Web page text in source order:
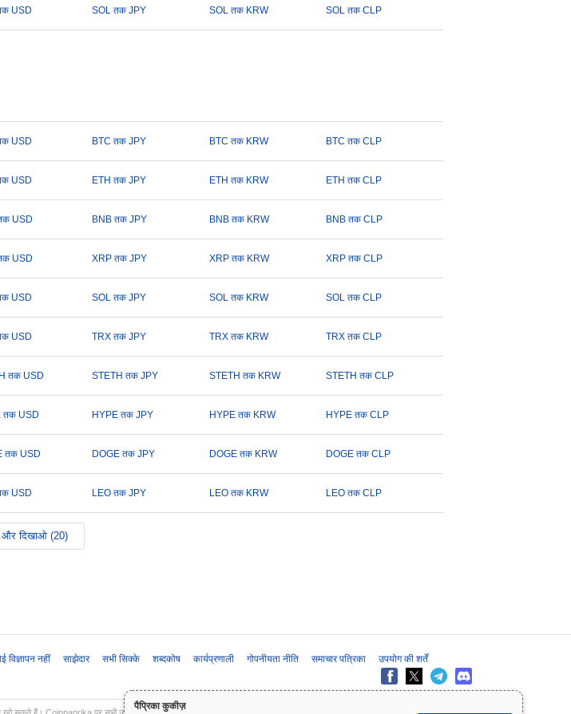
पैप्रिका कुकीज़
USD SOL तक JPY SOL तक KRW SOL तक CLP
USD BTC तक JPY BTC तक KRW BTC तक CLP
USD ETH तक JPY ETH तक KRW ETH तक CLP
USD BNB तक JPY BNB तक KRW BNB तक CLP
USD XRP तक JPY XRP तक KRW XRP तक CLP
USD SOL तक JPY SOL तक KRW SOL तक CLP
USD TRX तक JPY TRX तक KRW TRX तक CLP
तक USD STETH तक JPY STETH तक KRW STETH तक CLP
तक USD HYPE तक JPY HYPE तक KRW HYPE तक CLP
तक USD DOGE तक JPY DOGE तक KRW DOGE तक CLP
USD LEO तक JPY LEO तक KRW LEO तक CLP
और दिखाओ (20)
विज्ञापन नहीं साझेदार सभी सिक्के शब्दकोष कार्यप्रणाली गोपनीयता नीति समाचार पत्रिका उपयोग की शर्तें